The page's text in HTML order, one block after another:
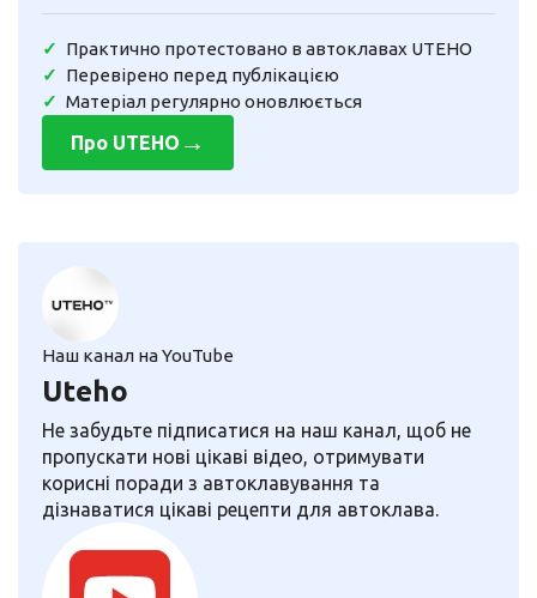
Практично протестовано в автоклавах UTEHO
Перевірено перед публікацією
Матеріал регулярно оновлюється
Про UTEHO →
Наш канал на YouTube
Uteho
Не забудьте підписатися на наш канал, щоб не
пропускати нові цікаві відео, отримувати
корисні поради з автоклавування та
дізнаватися цікаві рецепти для автоклава.